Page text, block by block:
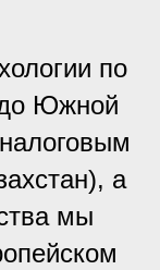
по
Южной
а
мы